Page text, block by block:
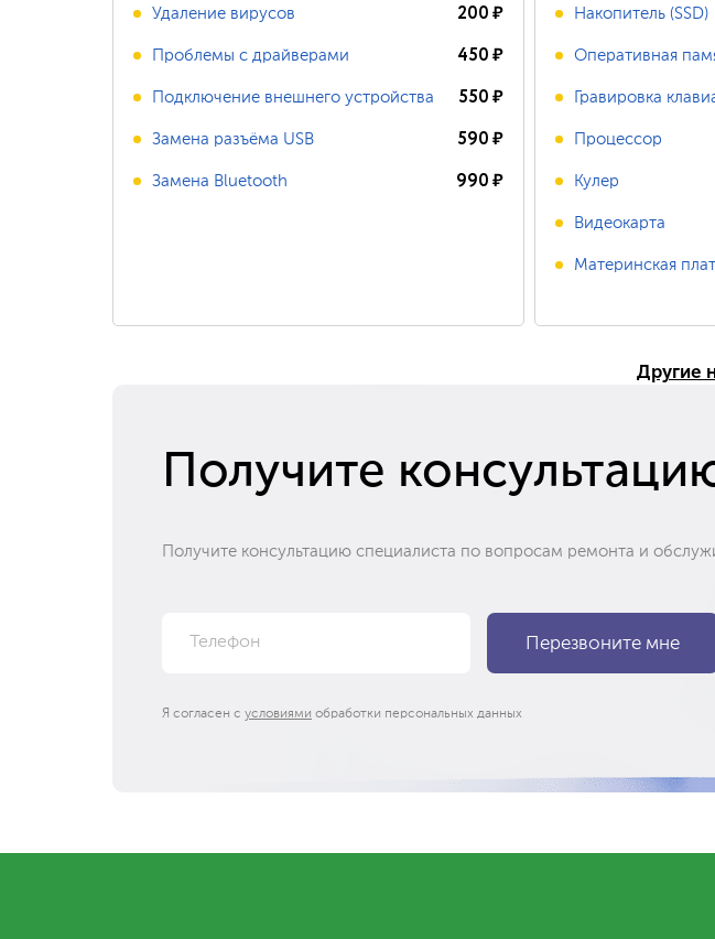
Удаление вирусов 200₽
Проблемы с драйверами 450₽
Подключение внешнего устройства 550₽
Замена разъёма USB 590₽
Замена Bluetooth 990₽
Накопитель (SSD)
Оперативная
Гравировка
Процессор
Кулер
Видеокарта
Материнская
Другие
Получите
Получите консультацию специалиста по вопросам ремонта и
Я согласен с условиями обработки персональных данных